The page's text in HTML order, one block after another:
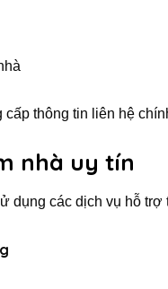
cấp thông tin liên hệ
nhà uy tín
dụng các dịch vụ hỗ